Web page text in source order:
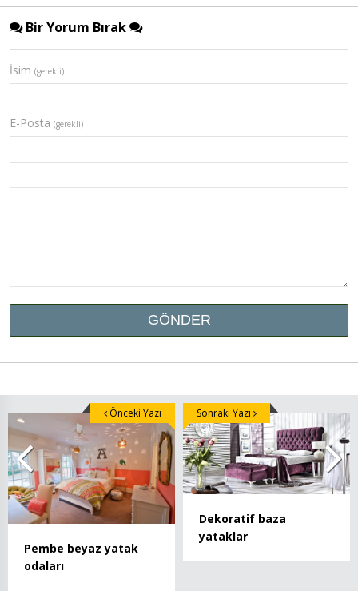
Bir Yorum Bırak
İsim (gerekli)
E-Posta (gerekli)
Pembe beyaz yatak
odaları
Önceki Yazı
Dekoratif baza
yataklar
Sonraki Yazı